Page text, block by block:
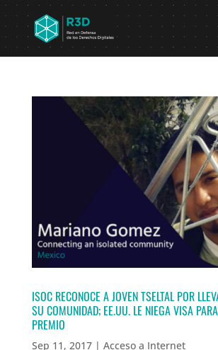
ISOC RECONOCE A JOVEN TSELTAL POR
SU COMUNIDAD; EE.UU. LE NIEGA VISA
PREMIO
Sep 11, 2017| Acceso a Internet